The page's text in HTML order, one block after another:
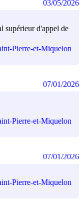
supérieur d'appel de
Pierre-et-Miquelon
03/05/2026
Pierre-et-Miquelon
07/01/2026
Pierre-et-Miquelon
07/01/2026